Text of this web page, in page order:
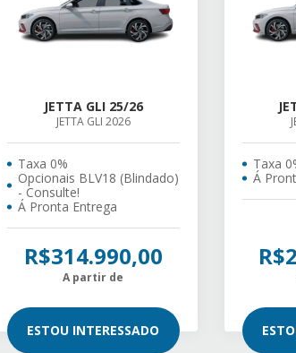
JETTA GLI 25/26
JETTA GLI 2026
Taxa 0%
Opcionais BLV18 (Blindado)
- Consulte!
Á Pronta Entrega
R$314.990,00
A partir de
ESTOU INTERESSADO
Taxa
Á